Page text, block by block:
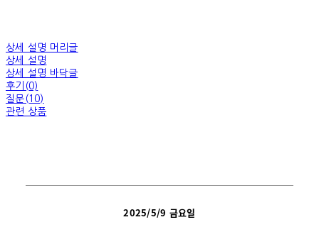
상세 설명 머리글
상세 설명
상세 설명 바닥글
후기(0)
질문(10)
관련 상품
2025/5/9 금요일